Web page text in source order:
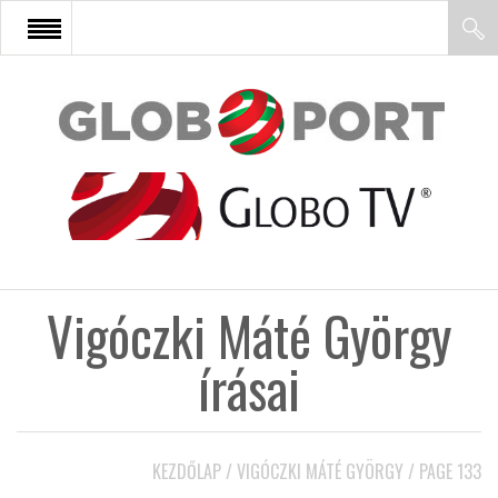
FŐOLDAL
AFRIKA
ÁZSIA
Vigóczki Máté György
írásai
KEZDŐLAP / VIGÓCZKI MÁTÉ GYÖRGY / PAGE 133